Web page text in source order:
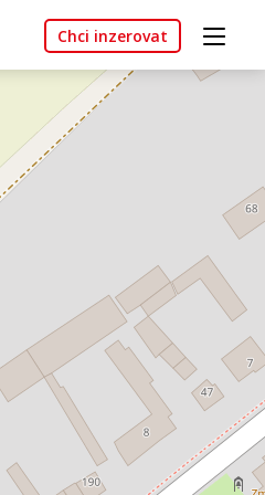
Chci inzerovat